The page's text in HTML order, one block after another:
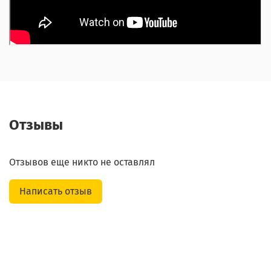
Отзывы
Отзывов еще никто не оставлял
Написать отзыв